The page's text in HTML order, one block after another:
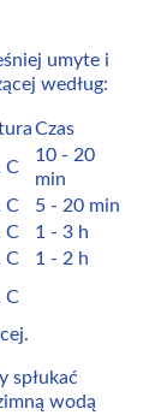
umyte i
według:
Czas
C
10 - 20
min
C
5 - 20 min
C
1 - 3 h
C
1 - 2 h
C
spłukać
wodą